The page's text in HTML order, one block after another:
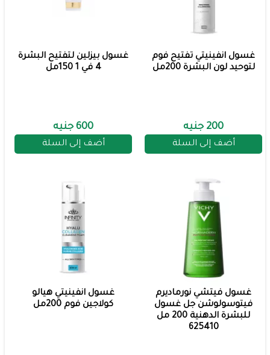
غسول انفينيتي تفتيح فوم
لتوحيد لون البشرة 200مل
200 جنيه
أضف إلى السلة
غسول بيزلين لتفتيح البشرة
4 في 1 150مل
600 جنيه
أضف إلى السلة
غسول فيتشي نورماديرم
فيتوسولوشن جل غسول
للبشرة الدهنية 200 مل
625410
غسول انفينيتي هيالو
كولاجين فوم 200مل